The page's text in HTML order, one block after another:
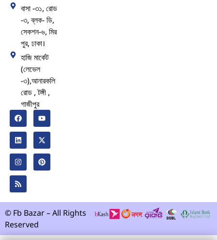
বাসা -৩১, রোড
-৩, ব্লক- ডি,
সেকশন-৬, মির
পুর, ঢাকা।
হাজি মার্কেট
(লেভেল
-৩),আনারকলি
রোড , টঙ্গী ,
গাজীপুর
© Fb Bazar – All Rights
Reserved